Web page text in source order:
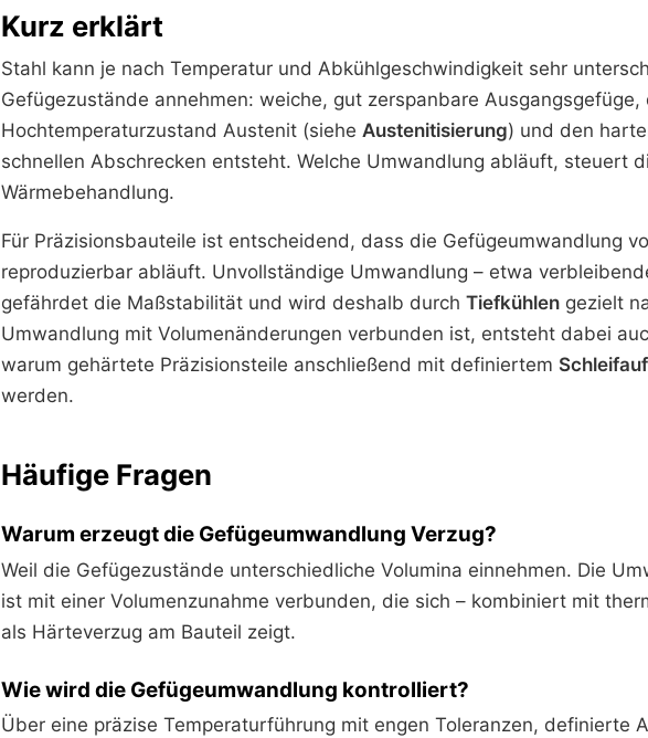
Kurz erklärt
Stahl kann je nach Temperatur und Abkühlgeschwindigkeit sehr
Gefügezustände annehmen: weiche, gut zerspanbare Ausgangsgefüge,
Hochtemperaturzustand Austenit (siehe Austenitisierung) und den
schnellen Abschrecken entsteht. Welche Umwandlung abläuft, steuert
Wärmebehandlung.
Für Präzisionsbauteile ist entscheidend, dass die Gefügeumwandlung
reproduzierbar abläuft. Unvollständige Umwandlung – etwa
gefährdet die Maßstabilität und wird deshalb durch Tiefkühlen gezielt
Umwandlung mit Volumenänderungen verbunden ist, entsteht dabei
warum gehärtete Präzisionsteile anschließend mit definiertem
werden.
Häufige Fragen
Warum erzeugt die Gefügeumwandlung Verzug?
Weil die Gefügezustände unterschiedliche Volumina einnehmen. Die
ist mit einer Volumenzunahme verbunden, die sich – kombiniert mit
als Härteverzug am Bauteil zeigt.
Wie wird die Gefügeumwandlung kontrolliert?
Über eine präzise Temperaturführung mit engen Toleranzen, definierte